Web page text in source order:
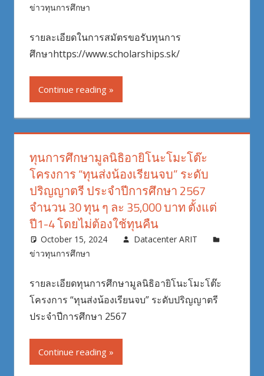
ข่าวทุนการศึกษา
รายละเอียดในการสมัตรขอรับทุนการ
ศึกษาhttps://www.scholarships.sk/
Continue reading
ทุนการศึกษามูลนิธิอายิโนะโมะโต๊ะ
โครงการ “ทุนส่งน้องเรียนจบ” ระดับ
ปริญญาตรี ประจำปีการศึกษา 2567
จำนวน 30 ทุน ๆ ละ 35,000 บาท ตั้งแต่
ปี1-4 โดยไม่ต้องใช้ทุนคืน
October 15, 2024
Datacenter ARIT
ข่าวทุนการศึกษา
รายละเอียดทุนการศึกษามูลนิธิอายิโนะโมะโต๊ะ
โครงการ “ทุนส่งน้องเรียนจบ” ระดับปริญญาตรี
ประจำปีการศึกษา 2567
Continue reading